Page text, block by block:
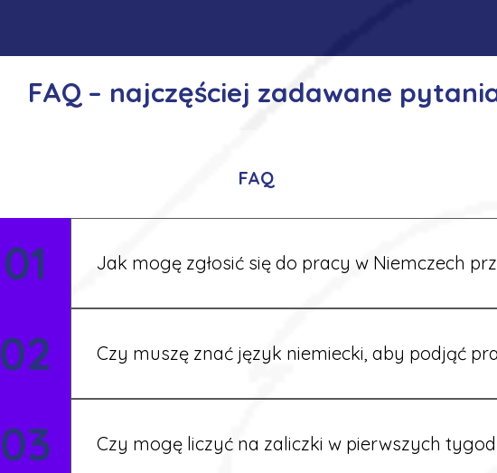
FAQ – najczęściej zadawane
FAQ
01 Jak mogę zgłosić się do pracy w Niemczech
Możesz wypełnić formularz zgłoszeniowy na naszej
02 Czy muszę znać język niemiecki, aby podjąć
Nie zawsze – wiele ofert nie wymaga znajomości języka.
03 Czy mogę liczyć na zaliczki w pierwszych